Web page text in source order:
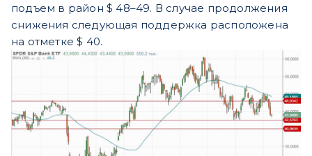
подъем в район $ 48–49. В случае продолжения
снижения следующая поддержка расположена
на отметке $ 40.